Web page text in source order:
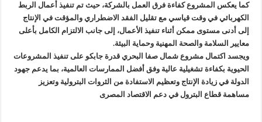
كما يعكس المشروع كفاءة فرق العمل بالشركة، حيث تم تنفيذ أعمال الربط
الكهربائي في وقت قياسي مع تقليل الفقد الاضطراري والمؤقت في الإنتاج
إلى أدنى مستوى ممكن أثناء تنفيذ الأعمال، إلى جانب الالتزام الكامل بأعلى
معايير السلامة والصحة المهنية وحماية البيئة.
ويجسد اكتمال مشروع شمال صفا البحري قدرة جابكو على تنفيذ المشروعات
الحيوية بكفاءة تشغيلية عالية وفق أفضل الممارسات العالمية، بما يدعم جهود
الدولة في زيادة الإنتاج وتعظيم الاستفادة من الثروات البترولية وتعزيز
مساهمة قطاع البترول في دعم الاقتصاد المصرى